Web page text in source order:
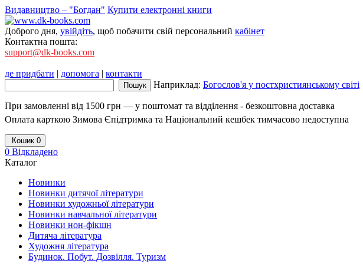
Видавництво – "Богдан" Купити електронні книги
Доброго дня, увійдіть, щоб побачити свій персональний кабінет
Контактна пошта:
support@dk-books.com
де придбати | допомога | контакти
Наприклад: Богослов'я у постхристиянському світі
При замовленні від 1500 грн — у поштомат та відділення - безкоштовна доставка
Оплата карткою Зимова Єпідтримка та Національний кешбек тимчасово недоступна
Кошик 0
0 Відкладено
Каталог
Новинки
Новинки дитячої літератури
Новинки художньої літератури
Новинки навчальної літератури
Новинки нон-фікшн
Дитяча література
Художня література
Будинок. Побут. Дозвілля. Туризм